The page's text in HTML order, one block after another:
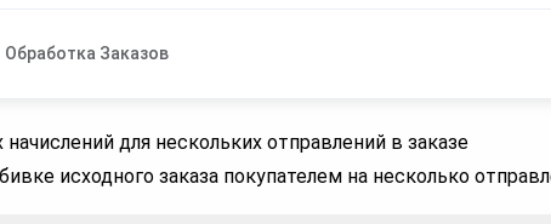
Обработка Заказов
для нескольких отправлений в заказе
исходного заказа покупателем на несколько